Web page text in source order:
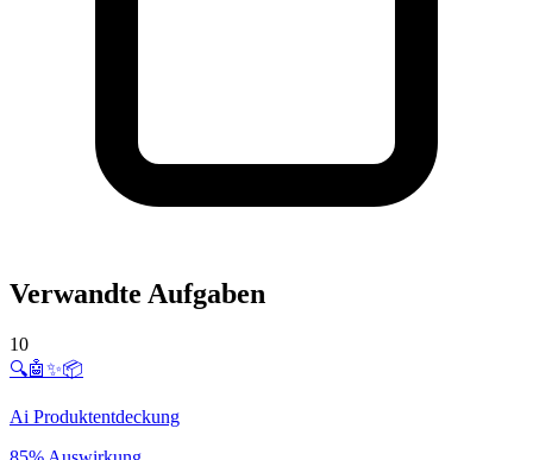
Verwandte Aufgaben
10
🔍🤖✨📦
Ai Produktentdeckung